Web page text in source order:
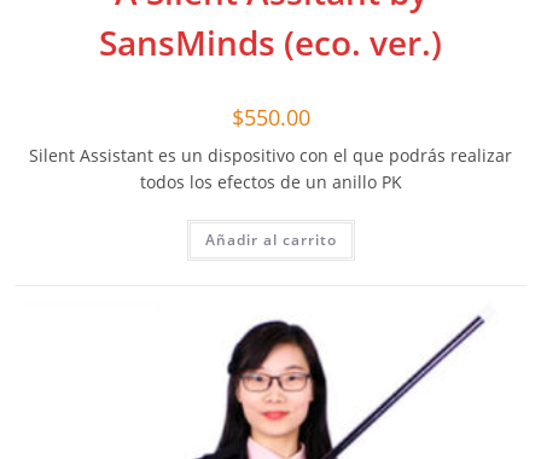
SansMinds (eco. ver.)
$550.00
Silent Assistant es un dispositivo con el que podrás realizar
todos los efectos de un anillo PK
Añadir al carrito